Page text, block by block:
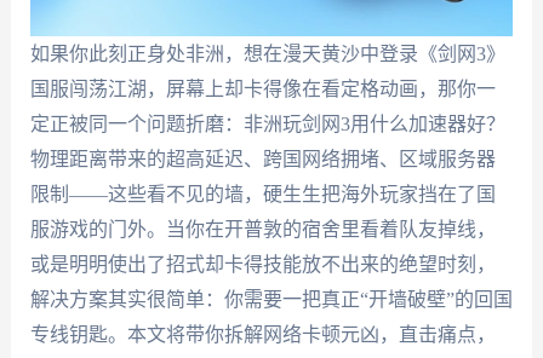
如果你此刻正身处非洲，想在漫天黄沙中登录《剑网3》
国服闯荡江湖，屏幕上却卡得像在看定格动画，那你一
定正被同一个问题折磨：非洲玩剑网3用什么加速器好？
物理距离带来的超高延迟、跨国网络拥堵、区域服务器
限制——这些看不见的墙，硬生生把海外玩家挡在了国
服游戏的门外。当你在开普敦的宿舍里看着队友掉线，
或是明明使出了招式却卡得技能放不出来的绝望时刻，
解决方案其实很简单：你需要一把真正“开墙破壁”的回国
专线钥匙。本文将带你拆解网络卡顿元凶，直击痛点，